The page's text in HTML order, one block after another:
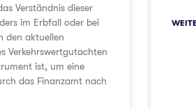
Verständnis dieser
im Erbfall oder bei
den aktuellen
Verkehrswertgutachten
ist, um eine
das Finanzamt nach